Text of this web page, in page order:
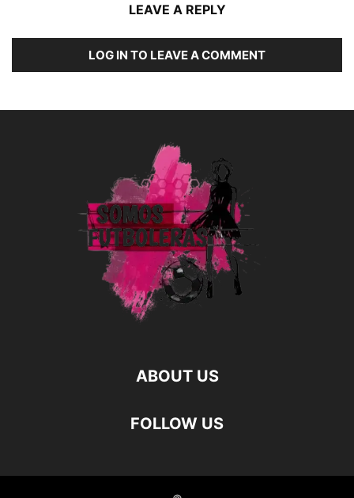
LEAVE A REPLY
LOG IN TO LEAVE A COMMENT
ABOUT US
FOLLOW US